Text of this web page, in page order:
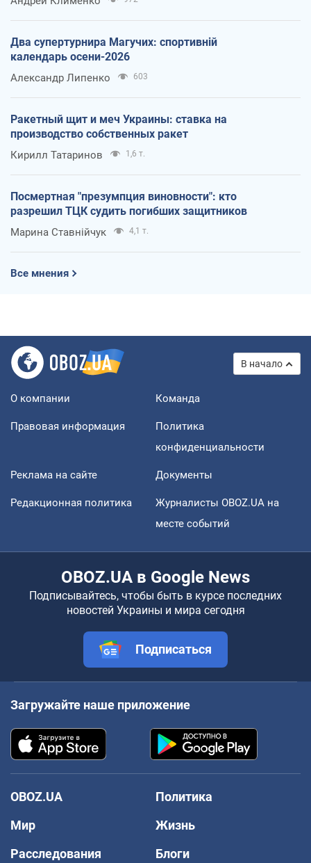
Два супертурнира Магучих: спортивній
календарь осени-2026
Александр Липенко 603
Ракетный щит и меч Украины: ставка на
производство собственных ракет
Кирилл Татаринов 1,6 т.
Посмертная "презумпция виновности": кто
разрешил ТЦК судить погибших защитников
Марина Ставнійчук 4,1 т.
Все мнения
В начало
О компании Команда
Правовая информация
Политика
конфиденциальности
Реклама на сайте Документы
Редакционная политика
Журналисты OBOZ.UA на
месте событий
OBOZ.UA в Google News
Подписывайтесь, чтобы быть в курсе последних
новостей Украины и мира сегодня
Подписаться
Загружайте наше приложение
OBOZ.UA
Политика
Мир
Жизнь
Расследования
Блоги